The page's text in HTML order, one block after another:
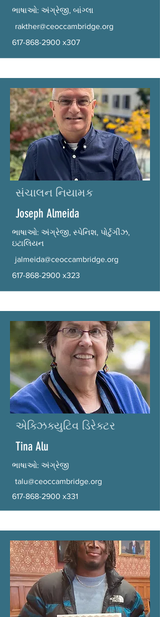
ભાષાઓ: અંગ્રેજી, બાંગ્લા
rakther@ceoccambridge.org
617-868-2900 x307
સંચાલન નિયામક
Joseph Almeida
ભાષાઓ: અંગ્રેજી, સ્પેનિશ, પોર્ટુગીઝ,
ઇટાલિયન
jalmeida@ceoccambridge.org
617-868-2900 x323
એક્ઝિક્યુટિવ ડિરેક્ટર
Tina Alu
ભાષાઓ: અંગ્રેજી
talu@ceoccambridge.org
617-868-2900 x331